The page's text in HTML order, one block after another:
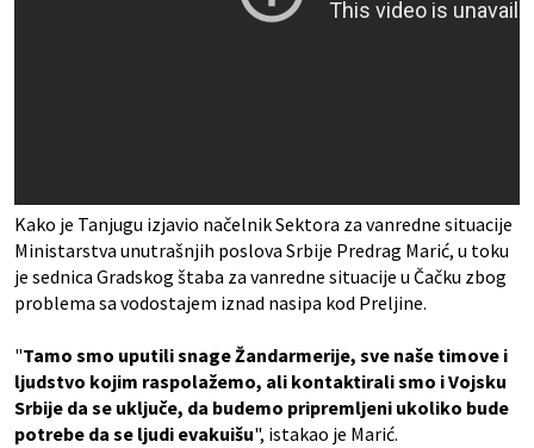
Kako je Tanjugu izjavio načelnik Sektora za vanredne situacije
Ministarstva unutrašnjih poslova Srbije Predrag Marić, u toku
je sednica Gradskog štaba za vanredne situacije u Čačku zbog
problema sa vodostajem iznad nasipa kod Preljine.
"Tamo smo uputili snage Žandarmerije, sve naše timove i
ljudstvo kojim raspolažemo, ali kontaktirali smo i Vojsku
Srbije da se uključe, da budemo pripremljeni ukoliko bude
potrebe da se ljudi evakuišu", istakao je Marić.